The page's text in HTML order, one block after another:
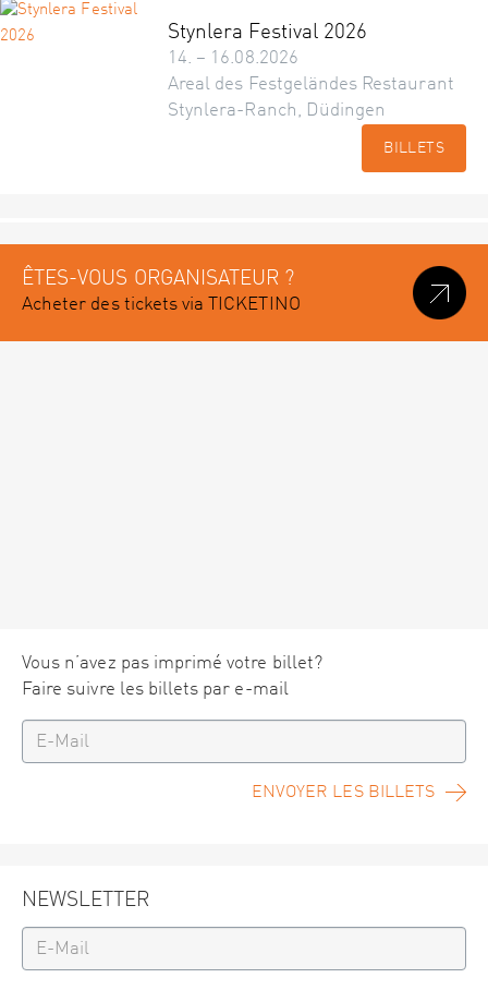
Stynlera Festival 2026
14. – 16.08.2026
Areal des Festgeländes Restaurant
Stynlera-Ranch, Düdingen
BILLETS
ÊTES-VOUS ORGANISATEUR ?
Acheter des tickets via TICKETINO
Vous n’avez pas imprimé votre billet?
Faire suivre les billets par e-mail
ENVOYER LES BILLETS
NEWSLETTER